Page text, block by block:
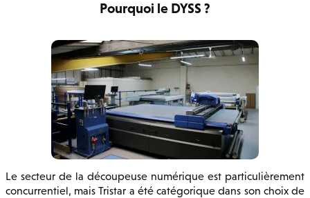
Pourquoi le DYSS ?
Le secteur de la découpeuse numérique est particulièrement
concurrentiel, mais Tristar a été catégorique dans son choix de